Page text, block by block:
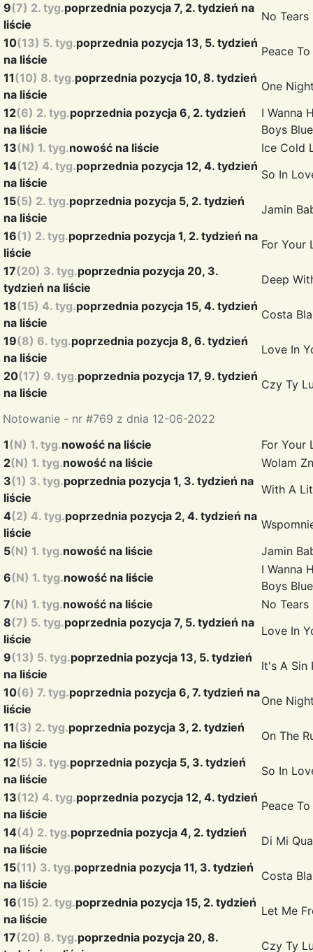
Notowanie - nr #769 z dnia 12-06-2022
9(7) 2. tyg.poprzednia pozycja 7, 2. tydzień na
liście
No Tears
10(13) 5. tyg.poprzednia pozycja 13, 5. tydzień
na liście
Peace
11(10) 8. tyg.poprzednia pozycja 10, 8. tydzień
na liście
One
12(6) 2. tyg.poprzednia pozycja 6, 2. tydzień
na liście
I Wanna
Boys Blue
13(N) 1. tyg.nowość na liście
Ice Cold
14(12) 4. tyg.poprzednia pozycja 12, 4. tydzień
na liście
So In
15(5) 2. tyg.poprzednia pozycja 5, 2. tydzień
na liście
Jamin
16(1) 2. tyg.poprzednia pozycja 1, 2. tydzień na
liście
For Your
17(20) 3. tyg.poprzednia pozycja 20, 3.
tydzień na liście
Deep
18(15) 4. tyg.poprzednia pozycja 15, 4. tydzień
na liście
Costa
19(8) 6. tyg.poprzednia pozycja 8, 6. tydzień
na liście
Love In
20(17) 9. tyg.poprzednia pozycja 17, 9. tydzień
na liście
Czy Ty
1(N) 1. tyg.nowość na liście
For Your
2(N) 1. tyg.nowość na liście
Wolam
3(1) 3. tyg.poprzednia pozycja 1, 3. tydzień na
liście
With A
4(2) 4. tyg.poprzednia pozycja 2, 4. tydzień na
liście
5(N) 1. tyg.nowość na liście Jamin
6(N) 1. tyg.nowość na liście
I Wanna
Boys Blue
7(N) 1. tyg.nowość na liście No Tears
8(7) 5. tyg.poprzednia pozycja 7, 5. tydzień na
liście
Love In
9(13) 5. tyg.poprzednia pozycja 13, 5. tydzień
na liście
It's A Sin
10(6) 7. tyg.poprzednia pozycja 6, 7. tydzień na
liście
One
11(3) 2. tyg.poprzednia pozycja 3, 2. tydzień
na liście
On The
12(5) 3. tyg.poprzednia pozycja 5, 3. tydzień
na liście
So In
13(12) 4. tyg.poprzednia pozycja 12, 4. tydzień
na liście
Peace
14(4) 2. tyg.poprzednia pozycja 4, 2. tydzień
na liście
Di Mi
15(11) 3. tyg.poprzednia pozycja 11, 3. tydzień
na liście
Costa
16(15) 2. tyg.poprzednia pozycja 15, 2. tydzień
na liście
Let Me
17(20) 8. tyg.poprzednia pozycja 20, 8.
Czy Ty